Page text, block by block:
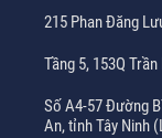
215 Phan Đăng
Tầng 5, 153Q
Số A4-57 Đường
An, tỉnh Tây Ninh